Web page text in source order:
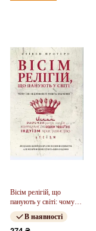
Вісім релігій, що
панують у світі: чому
їхні відмінності мають
значенняВ наявності